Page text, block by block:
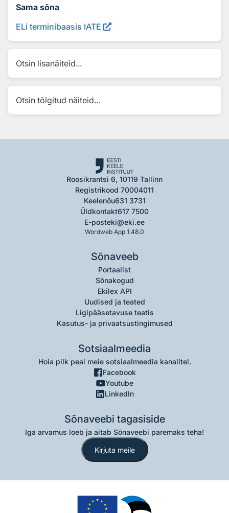
Sama sõna
ELi terminibaasis IATE
Otsin lisanäiteid...
Otsin tõlgitud näiteid...
Roosikrantsi 6, 10119 Tallinn
Registrikood 70004011
Keelenõu631 3731
Üldkontakt617 7500
E-posteki@eki.ee
Wordweb App 1.48.0
Sõnaveeb
Portaalist
Sõnakogud
Ekilex API
Uudised ja teated
Ligipääsetavuse teatis
Kasutus- ja privaatsustingimused
Sotsiaalmeedia
Hoia pilk peal meie sotsiaalmeedia kanalitel.
Facebook
Youtube
LinkedIn
Sõnaveebi tagasiside
Iga arvamus loeb ja aitab Sõnaveebi paremaks teha!
Kirjuta meile